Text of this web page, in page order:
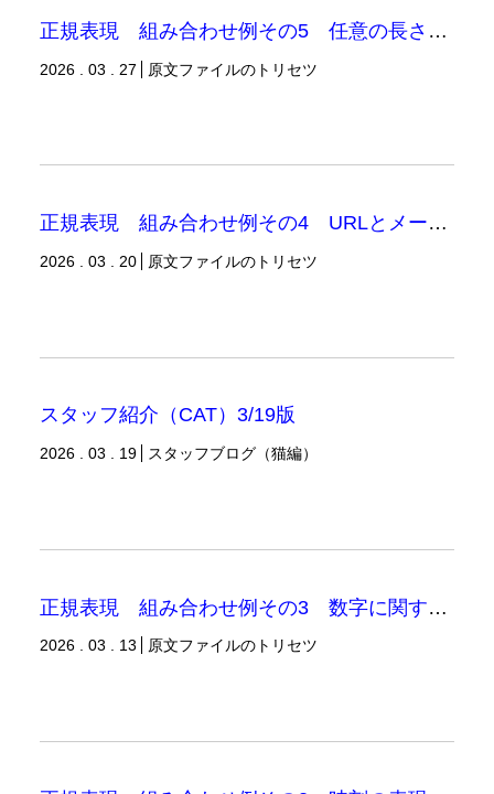
正規表現 組み合わせ例その5 任意の長さあるいは1文字以上の文字列
2026 . 03 . 27 原文ファイルのトリセツ
正規表現 組み合わせ例その4 URLとメールアドレスの表現
2026 . 03 . 20 原文ファイルのトリセツ
スタッフ紹介（CAT）3/19版
2026 . 03 . 19 スタッフブログ（猫編）
正規表現 組み合わせ例その3 数字に関するさまざまな表現
2026 . 03 . 13 原文ファイルのトリセツ